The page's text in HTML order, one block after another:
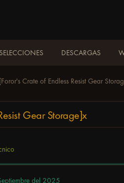
DESCARGAS
Crate of Endless Resist Gear
Gear Storage]x
del 2025